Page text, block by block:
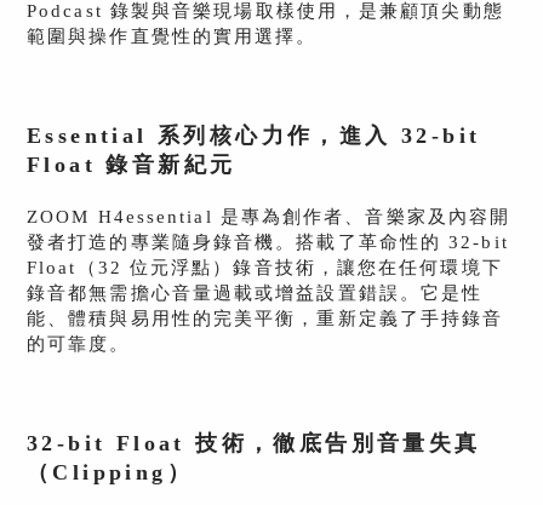
Podcast 錄製與音樂現場取樣使用，是兼顧頂尖動態
範圍與操作直覺性的實用選擇。
Essential 系列核心力作，進入 32-bit
Float 錄音新紀元
ZOOM H4essential 是專為創作者、音樂家及內容開
發者打造的專業隨身錄音機。搭載了革命性的 32-bit
Float（32 位元浮點）錄音技術，讓您在任何環境下
錄音都無需擔心音量過載或增益設置錯誤。它是性
能、體積與易用性的完美平衡，重新定義了手持錄音
的可靠度。
32-bit Float 技術，徹底告別音量失真
（Clipping）